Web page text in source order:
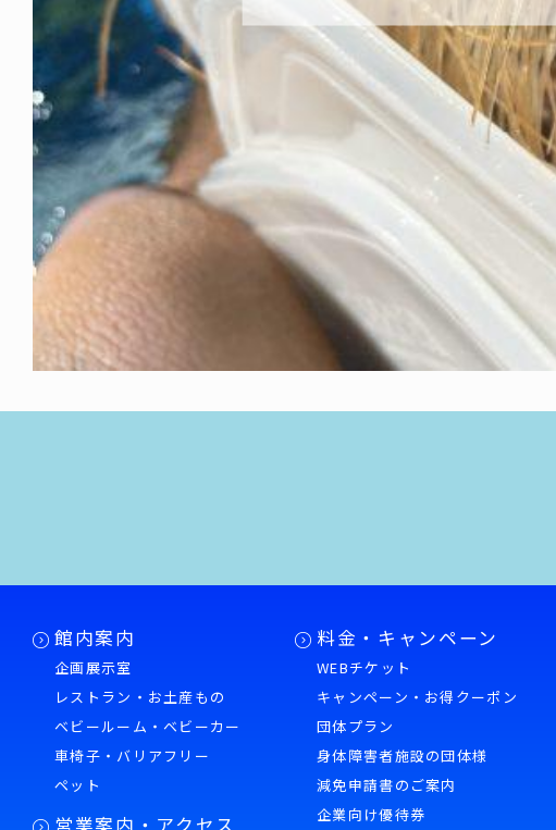
館内案内
企画展示室
レストラン・お土産もの
ベビールーム・ベビーカー
車椅子・バリアフリー
ペット
営業案内・アクセス
料金・キャンペーン
WEBチケット
キャンペーン・お得クーポン
団体プラン
身体障害者施設の団体様
減免申請書のご案内
企業向け優待券